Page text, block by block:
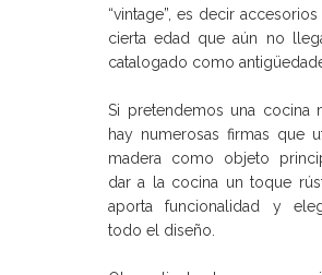
“vintage”, es decir
cierta edad que aún no
catalogado como
Si pretendemos una cocina
hay numerosas firmas que
madera como objeto
dar a la cocina un toque
aporta funcionalidad y
todo el diseño.